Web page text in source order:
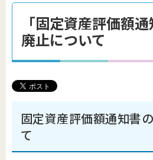
「固定資産評価額
廃止について
固定資産評価額通知書
て